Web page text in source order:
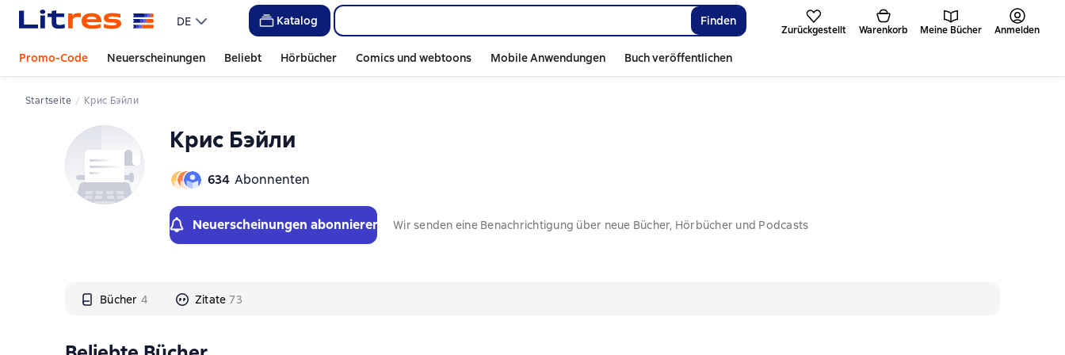
DE Katalog Finden
Zurückgestellt Warenkorb Meine Bücher Anmelden
Promo-Code Neuerscheinungen Beliebt Hörbücher Comics und webtoons Mobile Anwendungen Buch veröffentlichen
Startseite Крис Бэйли
Крис Бэйли
634 Abonnenten
Neuerscheinungen abonnieren Wir senden eine Benachrichtigung über neue Bücher, Hörbücher und Podcasts
Bücher 4 Zitate 73
Слайдер с книгами
Слайдер с книгами